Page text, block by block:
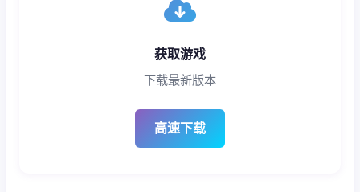
获取游戏
下载最新版本
高速下载